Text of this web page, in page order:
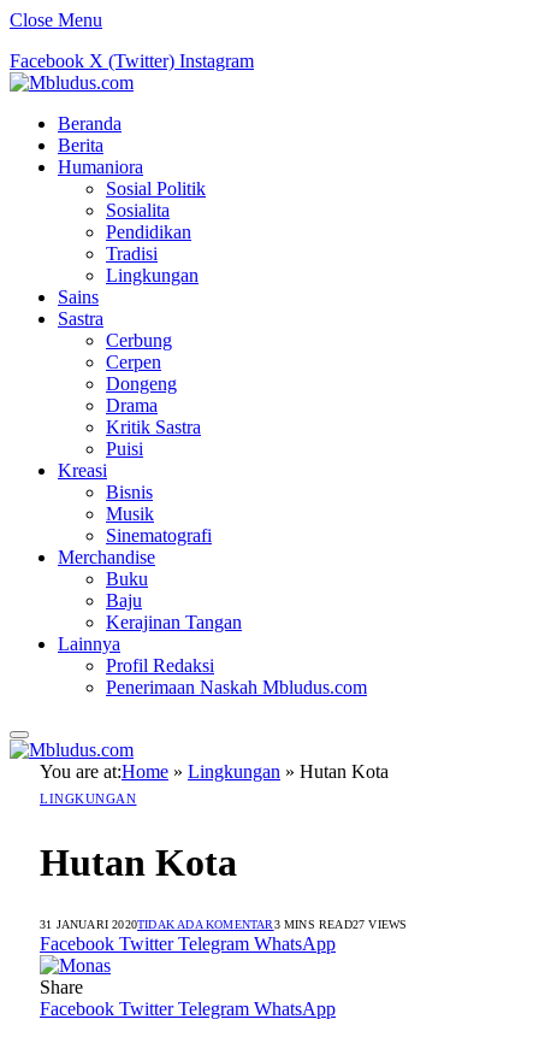
Close Menu
Facebook X (Twitter) Instagram
Beranda
Berita
Humaniora
Sosial Politik
Sosialita
Pendidikan
Tradisi
Lingkungan
Sains
Sastra
Cerbung
Cerpen
Dongeng
Drama
Kritik Sastra
Puisi
Kreasi
Bisnis
Musik
Sinematografi
Merchandise
Buku
Baju
Kerajinan Tangan
Lainnya
Profil Redaksi
Penerimaan Naskah Mbludus.com
You are at:Home » Lingkungan » Hutan Kota
LINGKUNGAN
Hutan Kota
31 JANUARI 2020TIDAK ADA KOMENTAR3 MINS READ27VIEWS
Facebook Twitter Telegram WhatsApp
Share
Facebook Twitter Telegram WhatsApp